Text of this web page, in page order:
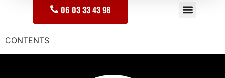
06 03 33 43 98
CONTENTS